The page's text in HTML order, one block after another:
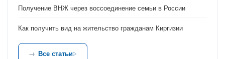
Получение ВНЖ через воссоединение семьи в России
Как получить вид на жительство гражданам Киргизии
Все статьи